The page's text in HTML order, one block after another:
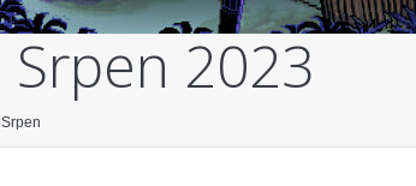
Srpen 2023
Srpen